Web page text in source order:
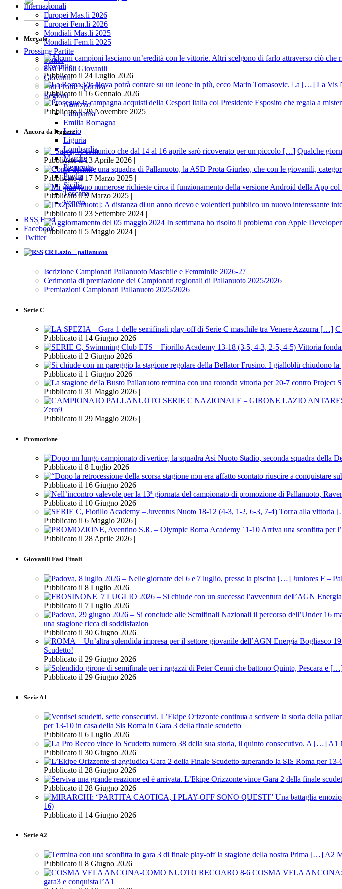
Internazionali
Europei Mas.li 2026
Europei Fem.li 2026
Mondiali Mas.li 2025
Mondiali Fem.li 2025
Prossime Partite
Senior
Fasi Finali Giovanili
Giovanili
Enti Prom. Sportiva
Regioni
Abruzzo
Campania
Emilia Romagna
Lazio
Liguria
Lombardia
Marche
Piemonte
Puglia
Sicilia
Toscana
Veneto
RSS Feed
Facebook
Twitter
Mercato
giovanile
Pubblicato il 24 Luglio 2026 |
La Vis
Pubblicato il 16 Gennaio 2026 |
Pubblicato il 29 Novembre 2025 |
Ancora da leggere
Qualche
Pubblicato il 13 Aprile 2026 |
Pubblicato il 17 Marzo 2025 |
Pubblicato il 9 Marzo 2025 |
Pubblicato il 23 Settembre 2024 |
Pubblicato il 5 Maggio 2024 |
CR Lazio – pallanuoto
Iscrizione Campionati Pallanuoto Maschile e Femminile 2026-27
Cerimonia di premiazione dei Campionati regionali di Pallanuoto 2025/2026
Premiazioni Campionati Pallanuoto 2025/2026
Serie C
C
Pubblicato il 14 Giugno 2026 |
Pubblicato il 2 Giugno 2026 |
Pubblicato il 1 Giugno 2026 |
Pubblicato il 31 Maggio 2026 |
Zero9
Pubblicato il 29 Maggio 2026 |
Promozione
Pubblicato il 8 Luglio 2026 |
Pubblicato il 16 Giugno 2026 |
Pubblicato il 10 Giugno 2026 |
Pubblicato il 6 Maggio 2026 |
Pubblicato il 28 Aprile 2026 |
Giovanili Fasi Finali
Juniores F –
Pubblicato il 8 Luglio 2026 |
Pubblicato il 7 Luglio 2026 |
una stagione ricca di soddisfazion
Pubblicato il 30 Giugno 2026 |
Scudetto!
Pubblicato il 29 Giugno 2026 |
Pubblicato il 29 Giugno 2026 |
Serie A1
per 13-10 in casa della Sis Roma in Gara 3 della finale scudetto
Pubblicato il 6 Luglio 2026 |
A1
Pubblicato il 30 Giugno 2026 |
Pubblicato il 28 Giugno 2026 |
Pubblicato il 28 Giugno 2026 |
16)
Pubblicato il 14 Giugno 2026 |
Serie A2
A2
Pubblicato il 8 Giugno 2026 |
gara3 e conquista l’A1